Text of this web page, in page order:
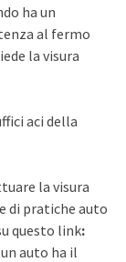
ha un
al fermo
la visura
aci della
la visura
di pratiche auto
questo link:
auto ha il